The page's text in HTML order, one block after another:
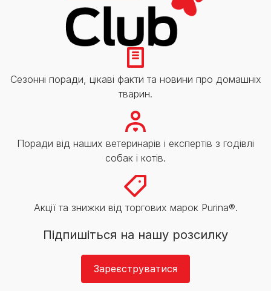
Сезонні поради, цікаві факти та новини про домашніх
тварин.
Поради від наших ветеринарів і експертів з годівлі
собак і котів.
Акції та знижки від торгових марок Purina®.
Підпишіться на нашу розсилку
Зареєструватися